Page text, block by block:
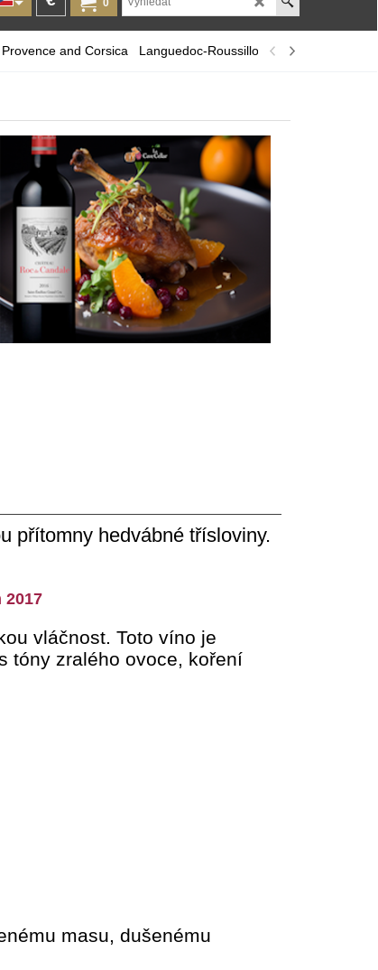
0
Provence and Corsica Languedoc-Roussillon A selection of
přítomny hedvábné třísloviny.
2017
vláčnost. Toto víno je
tóny zralého ovoce, koření
masu, dušenému